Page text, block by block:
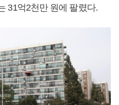
31억2천만 원에 팔렸다.